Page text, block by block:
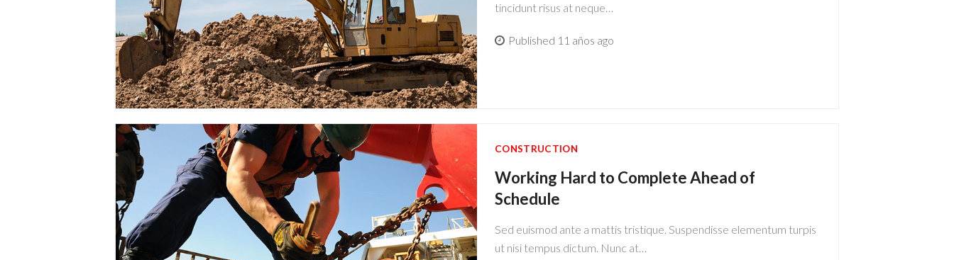
tincidunt risus at neque…
Published 11 años ago
CONSTRUCTION
Working Hard to Complete Ahead of
Schedule
Sed euismod ante a mattis tristique. Suspendisse elementum turpis
ut nisi tempus dictum. Nunc at…